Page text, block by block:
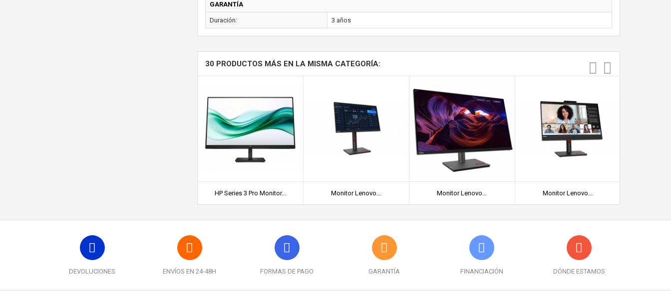
GARANTÍA
Duración: 3 años
30 PRODUCTOS MÁS EN LA MISMA CATEGORÍA:
HP Series 3 Pro Monitor... Monitor Lenovo... Monitor Lenovo... Monitor Lenovo...
DEVOLUCIONES ENVÍOS EN 24-48H FORMAS DE PAGO GARANTÍA FINANCIACIÓN DÓNDE ESTAMOS